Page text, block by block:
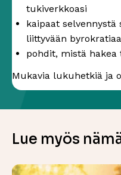
tukiverkkoasi
kaipaat selvennystä
liittyvään
pohdit, mistä
Mukavia lukuhetkiä ja
Lue myös